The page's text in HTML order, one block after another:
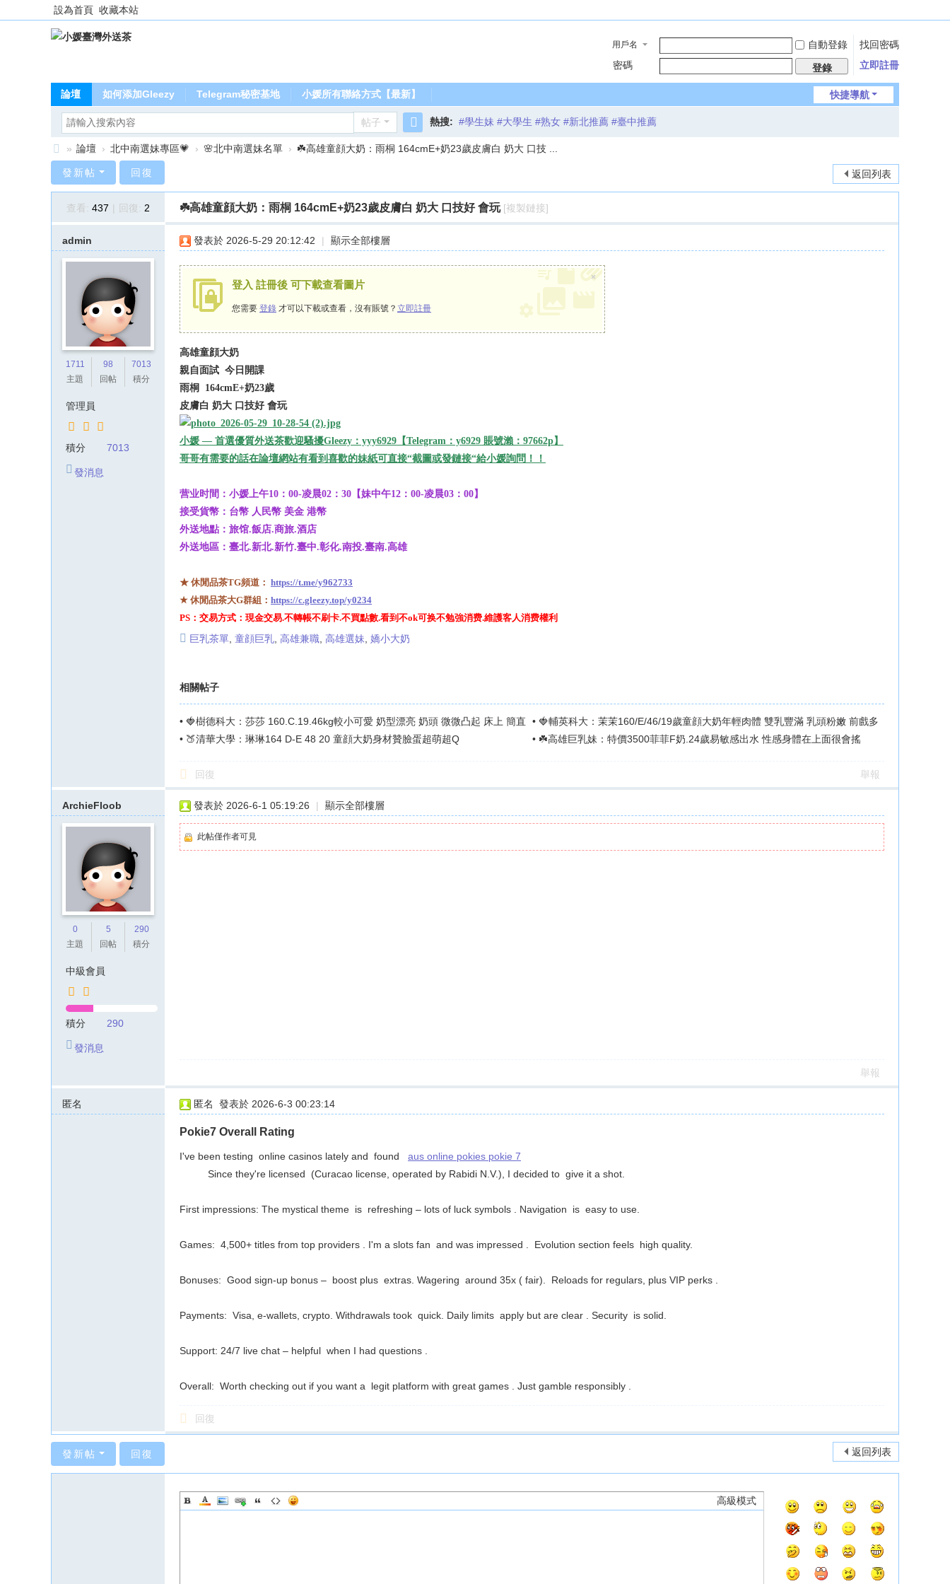
設為首頁 收藏本站
用戶名 自動登錄
找回密碼
密碼
登錄 立即註冊
快捷導航
論壇 如何添加Gleezy Telegram秘密基地 小媛所有聯絡方式【最新】
帖子
搜
熱搜: #學生妹 #大學生 #熟女 #新北推薦 #臺中推薦
媛
外
» 論壇 › 北中南選妹專區💗 › 🌸北中南選妹名單 › ☘️高雄童顔大奶：雨桐 164cmE+奶23歲皮膚白 奶大 口技 ...
返回列表
發新帖 回復
查看: 437 | 回復: 2 ☘️高雄童顔大奶：雨桐 164cmE+奶23歲皮膚白 奶大 口技好 會玩 [複製鏈接]
admin
1711
主題
98
回帖
7013
積分
管理員
積分 7013
發消息
發表於 2026-5-29 20:12:42 | 顯示全部樓層
登入 註冊後 可下載查看圖片
您需要 登錄 才可以下載或查看，沒有賬號？ 立即註冊
×
高雄童顔大奶
親自面試 今日開課
雨桐 164cmE+奶23歲
皮膚白 奶大 口技好 會玩
小媛 — 首選優質外送茶歡迎騷擾Gleezy：yyy6929【Telegram：y6929 賬號瀨：97662p】
哥哥有需要的話在論壇網站有看到喜歡的妹紙可直接“截圖或發鏈接“給小媛詢問！！
营业时間：小媛上午10：00-凌晨02：30【妹中午12：00-凌晨03：00】
接受貨幣：台幣 人民幣 美金 港幣
外送地點：旅馆.飯店.商旅.酒店
外送地區：臺北.新北.新竹.臺中.彰化.南投.臺南.高雄
★ 休閒品茶TG頻道： https://t.me/y962733
★ 休閒品茶大G群組： https://c.gleezy.top/y0234
PS：交易方式：現金交易.不轉帳不刷卡.不買點數.看到不ok可换不勉強消费.維護客人消费權利
巨乳茶單 童顔巨乳 高雄兼職 高雄選妹 嬌小大奶
相關帖子
• 🍓樹德科大：莎莎 160.C.19.46kg較小可愛 奶型漂亮 奶頭 微微凸起 床上 簡直
就是一隻
• 🍓輔英科大：茉茉160/E/46/19歲童顔大奶年輕肉體 雙乳豐滿 乳頭粉嫩 前戲多
可配合變
• 🍑清華大學：琳琳164 D-E 48 20 童顔大奶身材贊臉蛋超萌超Q • ☘️高雄巨乳妹：特價3500菲菲F奶.24歲易敏感出水 性感身體在上面很會搖
回復 舉報
ArchieFloob
0
主題
5
回帖
290
積分
中級會員
積分 290
發消息
發表於 2026-6-1 05:19:26 | 顯示全部樓層
此帖僅作者可見
舉報
匿名
匿名 發表於 2026-6-3 00:23:14
Pokie7 Overall Rating
I've been testing online casinos lately and found aus online pokies pokie 7
Since they're licensed (Curacao license, operated by Rabidi N.V.), I decided to give it a shot.
First impressions: The mystical theme is refreshing – lots of luck symbols . Navigation is easy to use.
Games: 4,500+ titles from top providers . I'm a slots fan and was impressed . Evolution section feels high quality.
Bonuses: Good sign-up bonus – boost plus extras. Wagering around 35x ( fair). Reloads for regulars, plus VIP perks .
Payments: Visa, e-wallets, crypto. Withdrawals took quick. Daily limits apply but are clear . Security is solid.
Support: 24/7 live chat – helpful when I had questions .
Overall: Worth checking out if you want a legit platform with great games . Just gamble responsibly .
回復
返回列表
發新帖 回復
高級模式